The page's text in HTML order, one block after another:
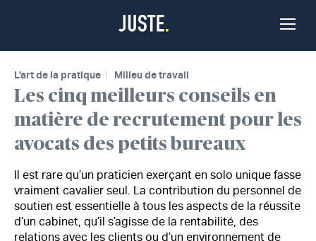
L’art de la pratique Milieu de travail
Les cinq meilleurs conseils en
matière de recrutement pour les
avocats des petits bureaux
Il est rare qu’un praticien exerçant en solo unique fasse
vraiment cavalier seul. La contribution du personnel de
soutien est essentielle à tous les aspects de la réussite
d’un cabinet, qu’il s’agisse de la rentabilité, des
relations avec les clients ou d’un environnement de